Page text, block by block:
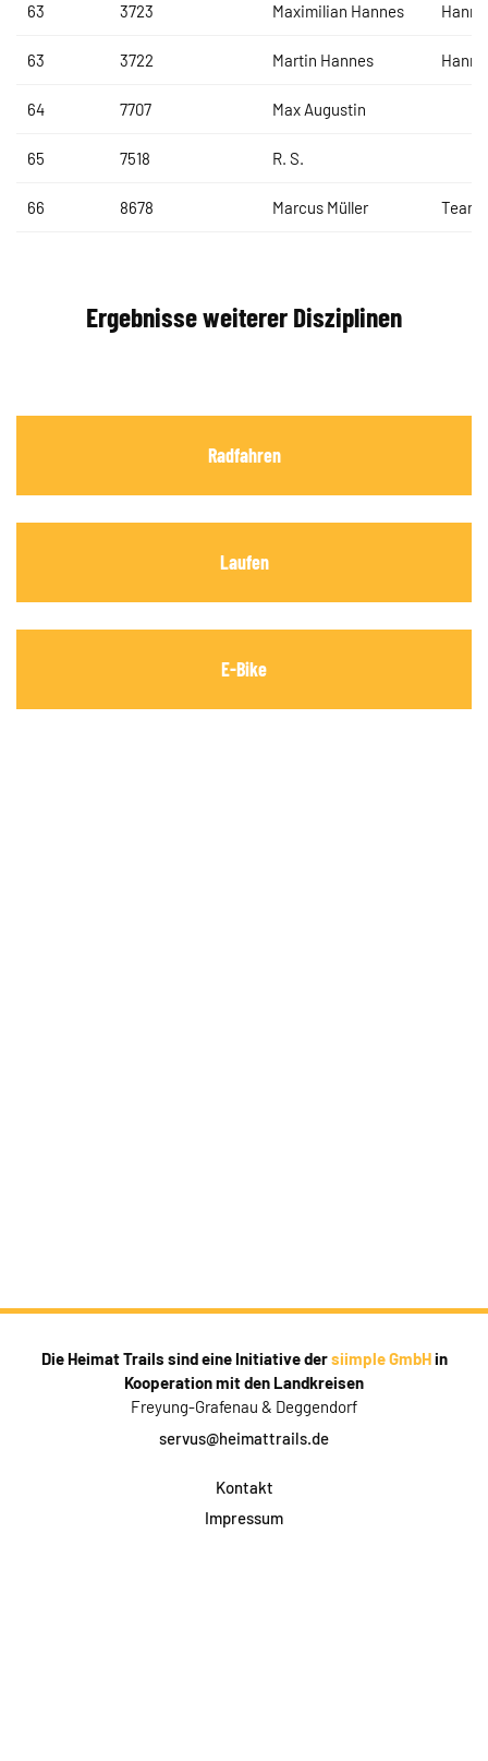
63 3723 Maximilian Hannes
63 3722 Martin Hannes
64 7707 Max Augustin
65 7518 R. S.
66 8678 Marcus Müller Team
Ergebnisse weiterer Disziplinen
Radfahren
Laufen
E-Bike
Die Heimat Trails sind eine Initiative dersiimple GmbHin
Kooperation mit den Landkreisen
Freyung-Grafenau & Deggendorf
servus@heimattrails.de
Kontakt
Impressum